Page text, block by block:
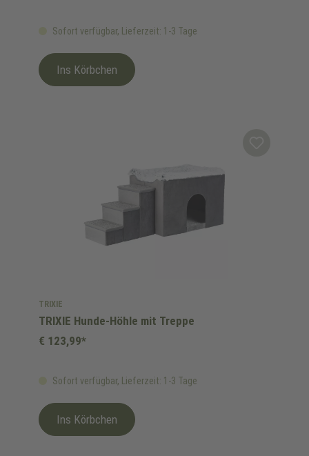
Sofort verfügbar, Lieferzeit: 1-3 Tage
Ins Körbchen
TRIXIE
TRIXIE Hunde-Höhle mit Treppe
Sofort verfügbar, Lieferzeit: 1-3 Tage
€ 123,99*
Ins Körbchen